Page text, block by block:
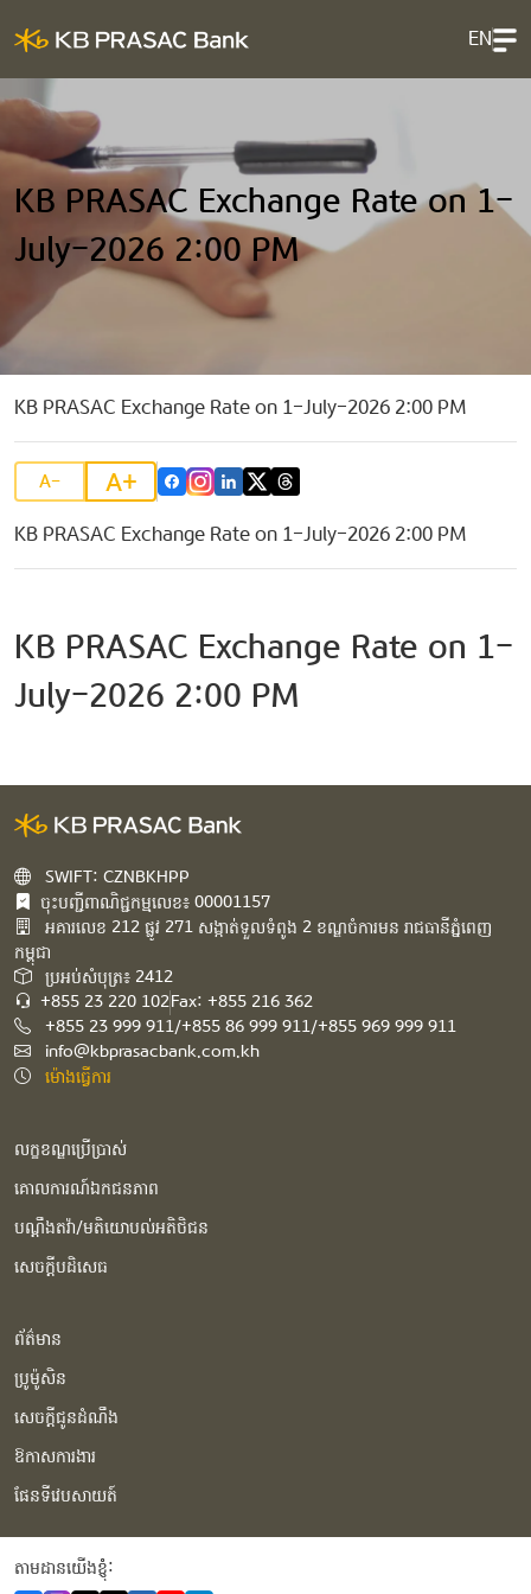
EN
KB PRASAC Exchange Rate on 1-
July-2026 2:00 PM
KB PRASAC Exchange Rate on 1-July-2026 2:00 PM
A- A+
KB PRASAC Exchange Rate on 1-July-2026 2:00 PM
KB PRASAC Exchange Rate on 1-
July-2026 2:00 PM
SWIFT: CZNBKHPP
ចុះបញ្ជីពាណិជ្ជកម្មលេខ៖ 00001157
អគារ​លេខ​ 212 ផ្លូវ 271 សង្កាត់ទួលទំពូង 2 ខណ្ឌចំការមន រាជធានីភ្នំពេញ
កម្ពុជា​
ប្រអប់សំបុត្រ៖ 2412
+855 23 220 102Fax: +855 216 362
+855 23 999 911/+855 86 999 911/+855 969 999 911
info@kbprasacbank.com.kh
ម៉ោងធ្វើការ
លក្ខខណ្ឌប្រើប្រាស់
គោលការណ៍ឯកជនភាព
បណ្ដឹងតវ៉ា/មតិយោបល់អតិថិជន
សេចក្ដីបដិសេធ
ព័ត៌មាន
ប្រូម៉ូសិន
សេចក្ដីជូនដំណឹង
ឱកាសការងារ
ផែនទីវេបសាយត៍
តាមដានយើងខ្ញុំំ: